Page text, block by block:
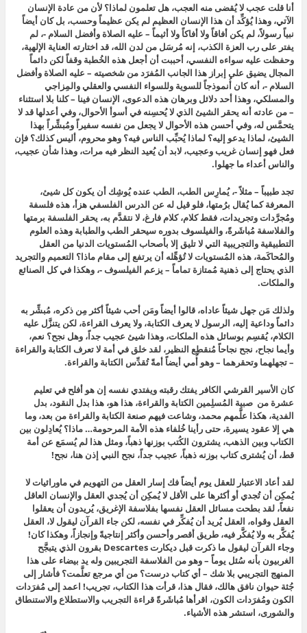
أنا قلت عجب لا يُقضى منه العجب، هل تعلمون لماذا؟ لأن من عادة الإنسان
الآتي، وهذا يُؤكِّد أن هذا الإنسان العظيم لم يكن عظيماً وحسب، بل كان أيضاً
نبياً رسولاً، لم يكن أفاقاً ولا أفاكاً ولا أثيماً – عليه الصلاة وأفضل السلام -، لم
يفتر على رب العزة الكذب، إنه مُرسَل من لدن الله، قد اختارته العناية الإلهية،
وحفظت عليه سواءه النفسي، أحببت أن أجعل هذه الخُطبة وقفاً لكن دائماً
المجال يضيق على إبراز هذا الجانب المُفرَد من شخصيته – عليه الصلاة وأفضل
السلام -، أنه كان أُنموذجاً للسوية وللسواء النفسي والعقلي والمِزاجي
والمسلكي، وهذا أحد دلائل وبرهان هذه الدعوى، الإنسان فينا – كلنا بلا استثناء
– من عادته أنه يحقر الشيئ الذي لا يُحسِنه في أسوأ الأحوال، وفي أعدلها قد لا
يتحمَّس له، وفي أحسن هذه الأحوال لا يجعل من نفسه سفيراً ومُبشِّراً بهذا
الشيئ، لماذا يدعو إليه؟ لماذا يُحبِّب الناس فيه؟ وهو محروم، أليس كذلك؟ فإن
فعل فهو إنسان غريب وعجيب، لابد أن يُعيد النظر فيه مرات، وهذا شأن عجيب،
والناس أعداء ما جهلوا.
تجد طبيباً – مثلاً -، يُمارِس الطب، الطب عنده يُوشِك أن يكون كل شيئ،
المعرفة كما يُقال برُمتها، فلو قيل له عن الدرس الفلسفي هزأ، هذه فلسفة
ومُجرَّدات وتجريدات، فقط كلام، كلام فارغ، لا نتقدَّم به، يحقر الفلسفة برمتها
والفلاسفة مُباشَرةً، والفيلسوف بدوره سيحقر الطب والطبابة وهذه العلوم
التطبيقية والتجريبية التي لا تليق إلا بأصحاب المُستويات الدنيا من العقل
والمُحاكَمة، هذه المُستويات لا تُؤهِّله أن يرتفع إلى مقام ماذا؟ التعميم والتجريد
الذي يحتاج إلى ذهنية مُمتازة تماماً – يزعم الفيلسوف -، وهكذا في كل الصنائع
والملكات.
ولذلك مَن جهل شيئاً عاداه، قالوا أيضاً ومَن أحب شيئاً أكثر مِن ذكره، مُبشِّر به
دائماً وداعية إليه، الرسول لا يعرف الكتابة، ولا يعرف القراءة، لكن يتنزَّل عليه
الكلام، يُقسِم بوسائل هذه الملكات، وهذا شيئ عجيب جداً، وهل نجح؟ نعم،
وأيما نجاح، نجح نجاحاً مُنقطِع النظير، لقد خلق في أمة لا تعرف الكتابة والقراءة
– تجهلهما وتحقرهما – وهو أُمي أيضاً أمةً تُقدِّس الكتابة والقراءة.
كان الأسير القرشي الكافر يفتك رقبته ويفتدي نفسه إن هو أفلح في تعليم
عشرة من صبية المُسلِمين الكتابة والقراءة، هذا هو، هذا بدل النقود، بدل
الفدية، هكذا علَّمهم محمد، وشاعت فيهم صنعة الكتابة والقراءة من بعد، وما
هي إلا عقود يسيرة، حتى رأينا خُلفاء هذه الأمة المرحومة… ماذا؟ يُعادِلون بين
الكتاب وبين الذهب، يشترون الكُتب بوزنها ذهباً، ومثل هذا لم يُسمَع عن أمة
قط، أن يُشترى كتاب بوزنه ذهباً، عجيب جداً، نجح النبي إذن هنا، نجح!
لقد أعاد الاعتبار للعقل يوم أيضاً فك إسار العقل من التهويم في ماورائيات لا
يُمكِن أن تُجدي أو أكثرها على الأقل لا يُمكِن أن يُجدي العقل والإنسان العاقل
نفعاً، لقد بطحت مسائل العقل نفسها بفلاسفة الإغريق، يُريدون أن يعقلوا
العقل وقواه، العقل يُريد أن يُفكِّر في نفسه، لكن جاء القرآن ليقول لا، العقل
يُفكَّر به ولا يُفكَّر فيه، طريق أقصر وأحسن وأكثر إنتاجيةً وإنجازاً، وهكذا كان!
وجاء القرآن ليقول ما ذكرت قبل ديكارت Descartes بقرون الذي يتبجَّح
الغربيون بأنه سُئل يوماً – وهو من الفلاسفة التجريبين وله يد بيضاء على هذا
المنهج التجريبي بلا شك – أي كتاب درست؟ من أي مرجع تعلَّمت؟ فأشار إلى
جُثة حيوان نافق هالك، فقال هذا، قرأت هذا الكتاب، تجريب! اعمد إلى مُفرَدات
الكون ومُفرَدات الكون، اقرأها مُباشَرةً قراءة التجريب والاستطلاع والاستنطاق
والشورى، استشر هذه الأشياء.